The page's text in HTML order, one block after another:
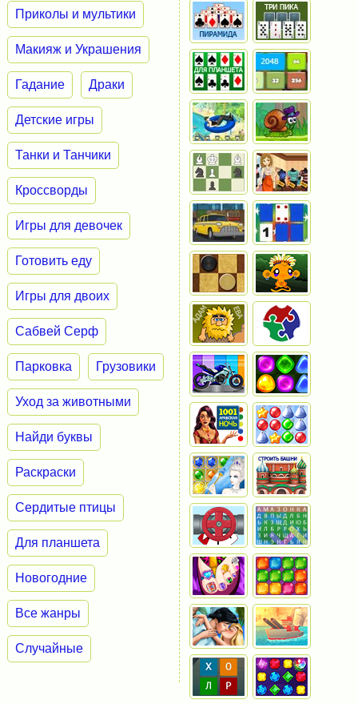
Приколы и мультики
Макияж и Украшения
Гадание Драки
Детские игры
Танки и Танчики
Кроссворды
Игры для девочек
Готовить еду
Игры для двоих
Сабвей Серф
Парковка Грузовики
Уход за животными
Найди буквы
Раскраски
Сердитые птицы
Для планшета
Новогодние
Все жанры
Случайные